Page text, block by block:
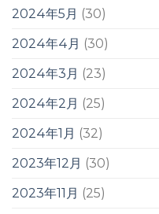
2024年5月 (30)
2024年4月 (30)
2024年3月 (23)
2024年2月 (25)
2024年1月 (32)
2023年12月 (30)
2023年11月 (25)